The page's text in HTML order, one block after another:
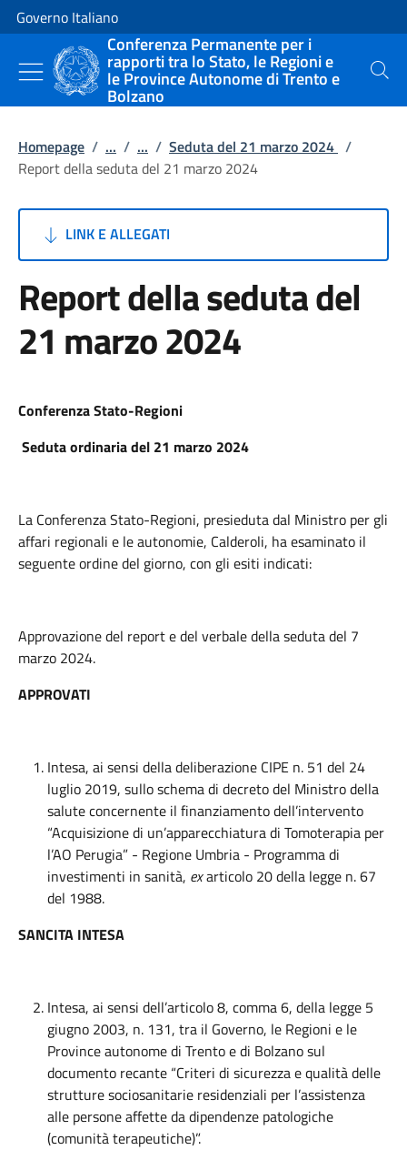
Vai al contenuto
Vai alla navigazione del sito
Governo Italiano
Conferenza Permanente per i
rapporti tra lo Stato, le Regioni e
le Province Autonome di Trento e
Bolzano
Cerca
Homepage / ... / ... / Seduta del 21 marzo 2024 /
Report della seduta del 21 marzo 2024
LINK E ALLEGATI
Report della seduta del
21 marzo 2024
Conferenza Stato-Regioni
Seduta ordinaria del 21 marzo 2024
La Conferenza Stato-Regioni, presieduta dal Ministro per gli
affari regionali e le autonomie, Calderoli, ha esaminato il
seguente ordine del giorno, con gli esiti indicati:
Approvazione del report e del verbale della seduta del 7
marzo 2024.
APPROVATI
Intesa, ai sensi della deliberazione CIPE n. 51 del 24
luglio 2019, sullo schema di decreto del Ministro della
salute concernente il finanziamento dell’intervento
“Acquisizione di un’apparecchiatura di Tomoterapia per
l’AO Perugia” - Regione Umbria - Programma di
investimenti in sanità, exarticolo 20 della legge n. 67
del 1988.
SANCITA INTESA
Intesa, ai sensi dell’articolo 8, comma 6, della legge 5
giugno 2003, n. 131, tra il Governo, le Regioni e le
Province autonome di Trento e di Bolzano sul
documento recante “Criteri di sicurezza e qualità delle
strutture sociosanitarie residenziali per l’assistenza
alle persone affette da dipendenze patologiche
(comunità terapeutiche)”.